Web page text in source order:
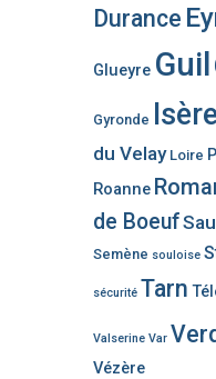
Durance
Glueyre Guil
Gyronde
du Velay Loire
Roanne
de Boeuf
Semène souloise
sécurité Tarn
Valserine Var
Vézère